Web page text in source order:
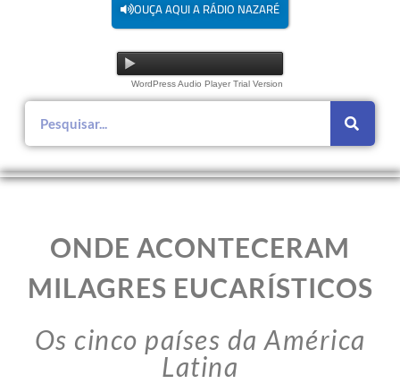
OUÇA AQUI A RÁDIO NAZARÉ
WordPress Audio Player Trial Version
ONDE ACONTECERAM
MILAGRES EUCARÍSTICOS
Os cinco países da América
Latina